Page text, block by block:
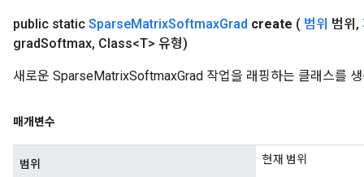
public static SparseMatrixSoftmaxGrad create ( 범위 범위 ,
gradSoftmax, Class<T> 유형)
새로운 SparseMatrixSoftmaxGrad 작업을 래핑하는 클래스를
매개변수
범위 현재 범위